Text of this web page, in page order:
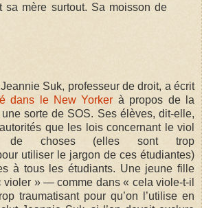
sa mère surtout. Sa moisson de
Suk, professeur de droit, a écrit
dans le New Yorker à propos de la
sorte de SOS. Ses élèves, dit-elle,
que les lois concernant le viol
de choses (elles sont trop
utiliser le jargon de ces étudiantes)
à tous les étudiants. Une jeune fille
violer » — comme dans « cela viole-t-il
traumatisant pour qu’on l’utilise en